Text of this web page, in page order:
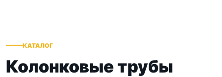
КАТАЛОГ
Колонковые трубы